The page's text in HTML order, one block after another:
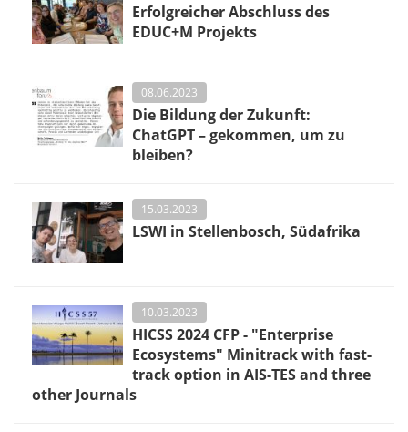
Erfolgreicher Abschluss des
EDUC+M Projekts
08.06.2023
Die Bildung der Zukunft:
ChatGPT – gekommen, um zu
bleiben?
15.03.2023
LSWI in Stellenbosch, Südafrika
10.03.2023
HICSS 2024 CFP - "Enterprise
Ecosystems" Minitrack with fast-
track option in AIS-TES and three
other Journals